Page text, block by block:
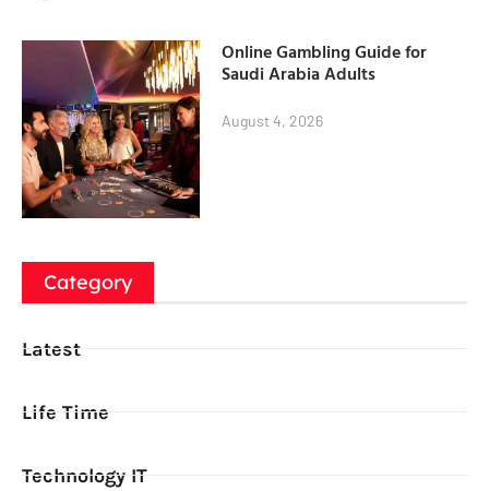
Online Gambling Guide for
Saudi Arabia Adults
August 4, 2026
Category
Latest
Life Time
Technology IT